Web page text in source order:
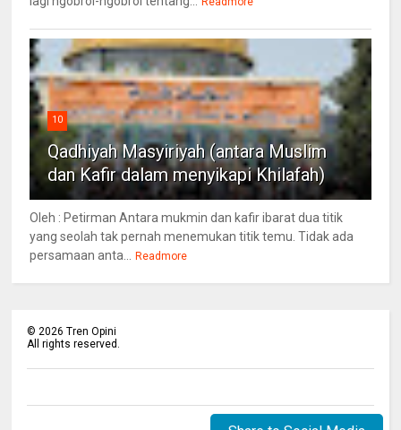
10
Qadhiyah Masyiriyah (antara Muslim
dan Kafir dalam menyikapi Khilafah)
Oleh : Petirman Antara mukmin dan kafir ibarat dua titik
yang seolah tak pernah menemukan titik temu. Tidak ada
persamaan anta...
Readmore
© 2026 Tren Opini
All rights reserved.